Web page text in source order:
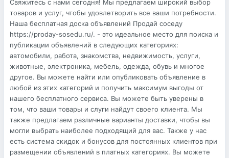
Свяжитесь с нами сегодня! Мы предлагаем широкий выбор
товаров и услуг, чтобы удовлетворить все ваши потребности.
Наша бесплатная доска объявлений Продай соседу
https://proday-sosedu.ru/. - это идеальное место для поиска и
публикации объявлений в следующих категориях:
автомобили, работа, знакомства, недвижимость, услуги,
животные, электроника, мебель, одежда, обувь и многое
другое. Вы можете найти или опубликовать объявление в
любой из этих категорий и получить максимум выгоды от
нашего бесплатного сервиса. Вы можете быть уверены в
том, что ваши товары и слуги найдут своего клиента. Мы
также предлагаем различные варианты доставки, чтобы вы
могли выбрать наиболее подходящий для вас. Также у нас
есть система скидок и бонусов для постоянных клиентов при
размещении объявлений в платных категориях. Вы можете